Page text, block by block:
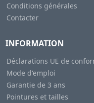
Conditions générales
Contacter
INFORMATION
Déclarations UE de
Mode d'emploi
Garantie de 3 ans
Pointures et tailles